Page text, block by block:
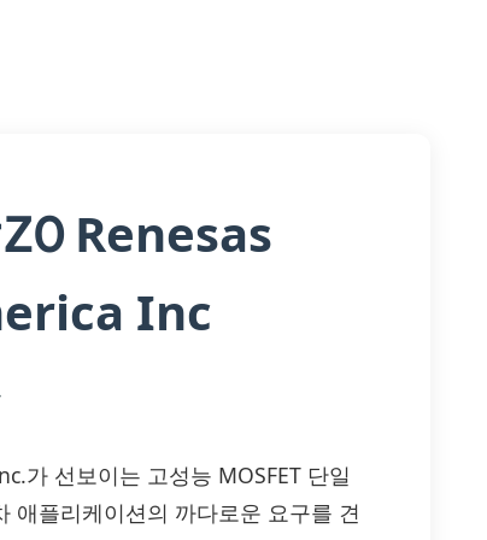
Renesas
Inc
가 선보이는 고성능 MOSFET 단일
애플리케이션의 까다로운 요구를 견